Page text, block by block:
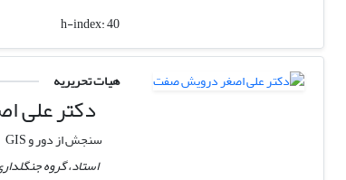
h-index:40
هیات تحریریه
دکتر علی
سنجش از دور و GIS
استاد، گروه